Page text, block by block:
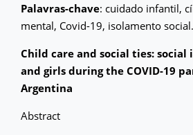
Palavras-chave: cuidado infantil,
mental, Covid-19, isolamento social.
Child care and social ties: social
and girls during the COVID-19
Argentina
Abstract